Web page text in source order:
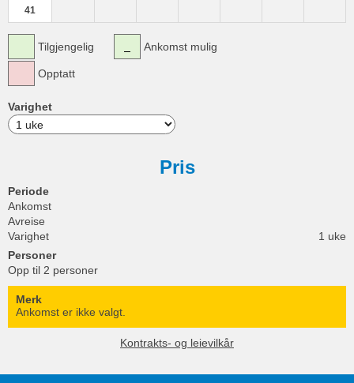
41
Tilgjengelig
Opptatt
Ankomst mulig
Varighet
Pris
Periode
Ankomst
Avreise
Varighet
1 uke
Personer
Opp til 2 personer
Merk
Ankomst er ikke valgt.
Kontrakts- og leievilkår